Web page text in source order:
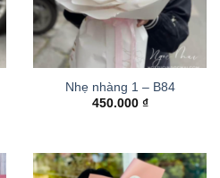
Nhẹ nhàng 1 – B84
450.000 ₫